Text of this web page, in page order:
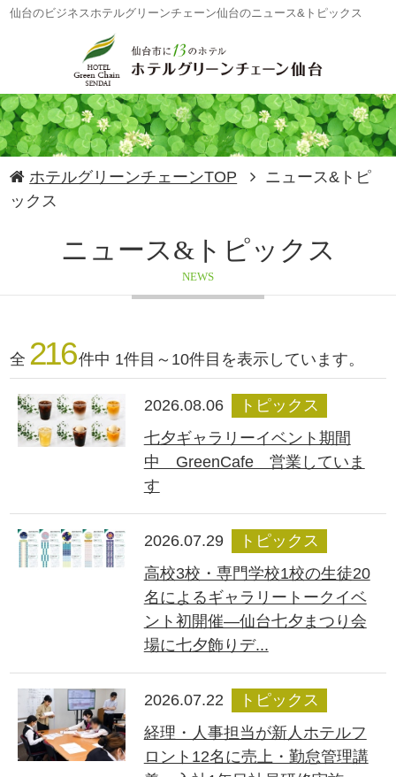
仙台のビジネスホテルグリーンチェーン仙台のニュース&トピックス
ホテルグリーンチェーンTOP
ニュース&トピ
ックス
ニュース&トピックス
NEWS
全 216 件中 1件目～10件目を表示しています。
2026.08.06
トピックス
七夕ギャラリーイベント期間
中 GreenCafe 営業していま
す
2026.07.29
トピックス
高校3校・専門学校1校の生徒20
名によるギャラリートークイベ
ント初開催―仙台七夕まつり会
場に七夕飾りデ...
2026.07.22
トピックス
経理・人事担当が新人ホテルフ
ロント12名に売上・勤怠管理講